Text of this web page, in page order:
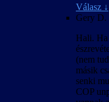
A
A
a
Hogy
Válasz ↓
Gery D.
Hali. Ha
(nem
másik
senki
COP